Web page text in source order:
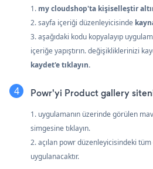
1. my cloudshop'ta kişiselleştir
2. sayfa içeriği düzenleyicisinde
3. aşağıdaki kodu kopyalayıp
içeriğe yapıştırın. değişikliklerinizi
kaydet'e tıklayın.
Powr'yi Product gallery
1. uygulamanın üzerinde görülen
simgesine tıklayın.
2. açılan powr düzenleyicisindeki
uygulanacaktır.